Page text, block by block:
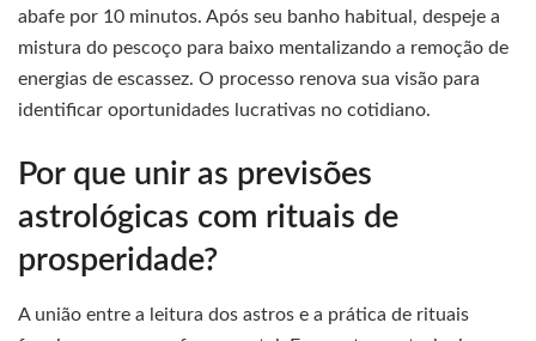
abafe por 10 minutos. Após seu banho habitual, despeje a
mistura do pescoço para baixo mentalizando a remoção de
energias de escassez. O processo renova sua visão para
identificar oportunidades lucrativas no cotidiano.
Por que unir as previsões
astrológicas com rituais de
prosperidade?
A união entre a leitura dos astros e a prática de rituais